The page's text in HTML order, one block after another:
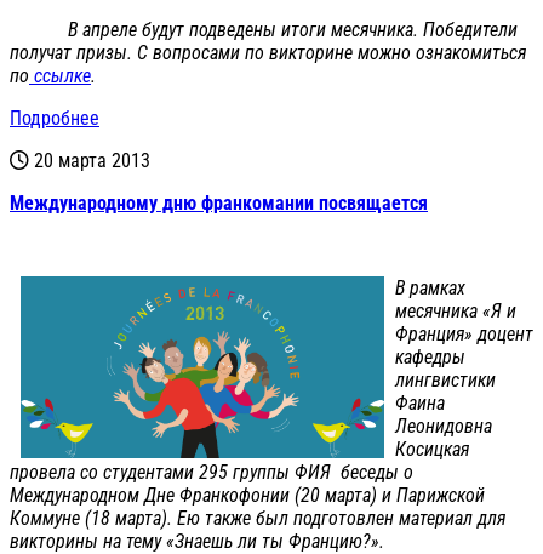
В апреле будут подведены итоги месячника. Победители
получат призы. С вопросами по викторине можно ознакомиться
по ссылке.
Подробнее
20 марта 2013
Международному дню франкомании посвящается
В рамках
месячника «Я и
Франция» доцент
кафедры
лингвистики
Фаина
Леонидовна
Косицкая
провела со студентами 295 группы ФИЯ беседы о
Международном Дне Франкофонии (20 марта) и Парижской
Коммуне (18 марта). Ею также был подготовлен материал для
викторины на тему «Знаешь ли ты Францию?».